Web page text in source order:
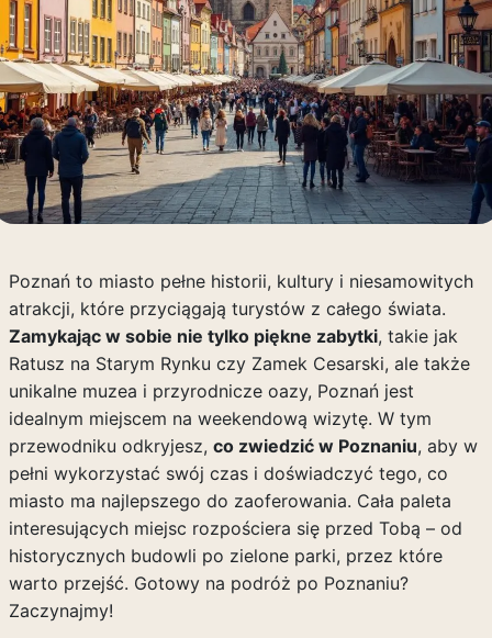
Poznań to miasto pełne historii, kultury i niesamowitych
atrakcji, które przyciągają turystów z całego świata.
Zamykając w sobie nie tylko piękne zabytki, takie jak
Ratusz na Starym Rynku czy Zamek Cesarski, ale także
unikalne muzea i przyrodnicze oazy, Poznań jest
idealnym miejscem na weekendową wizytę. W tym
przewodniku odkryjesz, co zwiedzić w Poznaniu, aby w
pełni wykorzystać swój czas i doświadczyć tego, co
miasto ma najlepszego do zaoferowania. Cała paleta
interesujących miejsc rozpościera się przed Tobą – od
historycznych budowli po zielone parki, przez które
warto przejść. Gotowy na podróż po Poznaniu?
Zaczynajmy!